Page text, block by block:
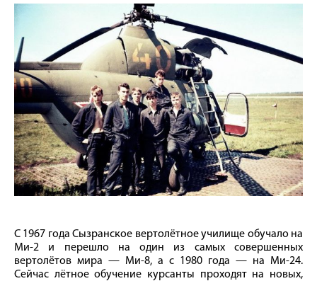
С 1967 года Сызранское вертолётное училище обучало на
Ми-2 и перешло на один из самых совершенных
вертолётов мира — Ми-8, а с 1980 года — на Ми-24.
Сейчас лётное обучение курсанты проходят на новых,